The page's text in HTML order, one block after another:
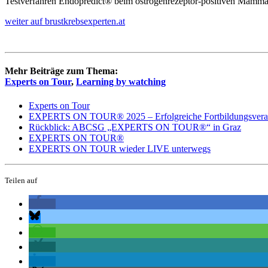
weiter auf brustkrebsexperten.at
Mehr Beiträge zum Thema:
Experts on Tour, Learning by watching
Experts on Tour
EXPERTS ON TOUR® 2025 – Erfolgreiche
Rückblick: ABCSG „EXPERTS ON TOUR®“ in Graz
EXPERTS ON TOUR®
EXPERTS ON TOUR wieder LIVE unterwegs
Teilen auf